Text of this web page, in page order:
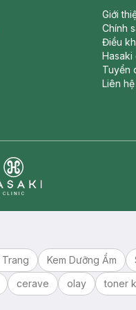
Giới
Chính
Điều
Hasaki
Tuyển
Liên hệ
Kem Dưỡng Ẩm
cerave olay toner